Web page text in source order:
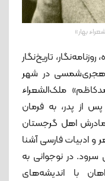
بهار»
تاریخ‌نگار
و سیاست‌مدار در 18 آذر سال 1265 هجری‌شمسی در شهر
ملک‌الشعراء
از پدر، به فرمان
مادرش اهل گرجستان
و ادبیات فارسی آشنا
در نوجوانی به
با اندیشه‌های